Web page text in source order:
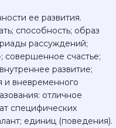
ее развития.
способность; образ
рассуждений;
совершенное счастье;
развитие;
и вневременного
отличное
специфических
единиц (поведения).